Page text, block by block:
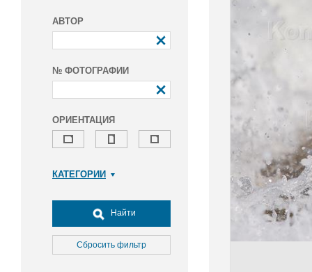
АВТОР
№ ФОТОГРАФИИ
ОРИЕНТАЦИЯ
КАТЕГОРИИ
Досуг, туризм и отдых
Культура
Медицина
Найти
Сбросить фильтр